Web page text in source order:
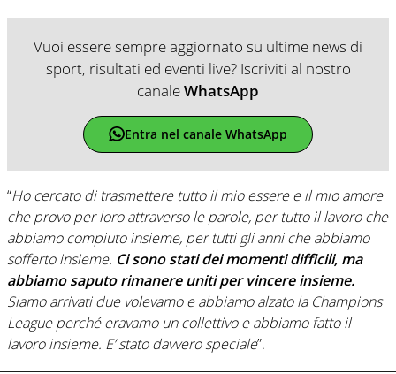
Vuoi essere sempre aggiornato su ultime news di
sport, risultati ed eventi live? Iscriviti al nostro
canaleWhatsApp
Entra nel canale WhatsApp
“Ho cercato di trasmettere tutto il mio essere e il mio amore
che provo per loro attraverso le parole, per tutto il lavoro che
abbiamo compiuto insieme, per tutti gli anni che abbiamo
sofferto insieme. Ci sono stati dei momenti difficili, ma
abbiamo saputo rimanere uniti per vincere insieme.
Siamo arrivati due volevamo e abbiamo alzato la Champions
League perché eravamo un collettivo e abbiamo fatto il
lavoro insieme. E’ stato davvero speciale”.